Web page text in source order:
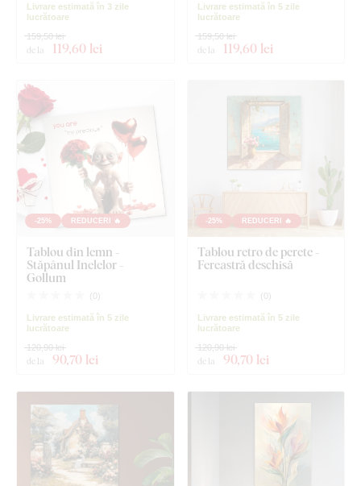
Livrare estimată în 3 zile
lucrătoare
de la 119,60 lei
159,50 lei
Livrare estimată în 5 zile
lucrătoare
de la 119,60 lei
159,50 lei
-25% REDUCERI 🔥
Tablou din lemn -
Stăpânul Inelelor -
Gollum
( 0)
Livrare estimată în 5 zile
lucrătoare
de la 90,70 lei
120,90 lei
-25% REDUCERI 🔥
Tablou retro de perete -
Fereastră deschisă
( 0)
Livrare estimată în 5 zile
lucrătoare
de la 90,70 lei
120,90 lei